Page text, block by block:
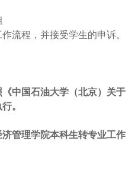
流程，并接受学生的申诉。
中国石油大学（北京）关于
。
管理学院本科生转专业工作